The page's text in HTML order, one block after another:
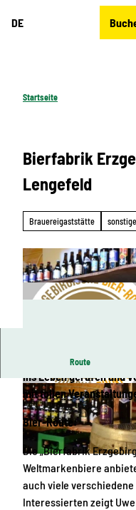
DE
Startseite
Bierfabrik
Lengefeld
Brauereigaststätte
© Online TVE, Erlebnisheimat Erzgebirge
Route
Die „Bierfabrik
ins Leben gerufen und
mit tollen
Bier-Route:
Die „Bierfabrik
Weltmarkenbiere
auch viele
Interessierten zeigt